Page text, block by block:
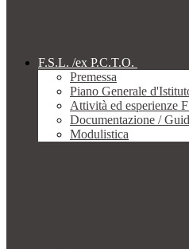
F.S.L. /ex P.C.T.O.
Premessa
Piano Generale
Attività ed esperienze
Documentazione /
Modulistica